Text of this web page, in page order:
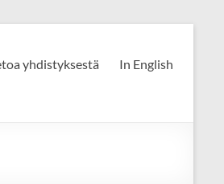
yhdistyksestä In English